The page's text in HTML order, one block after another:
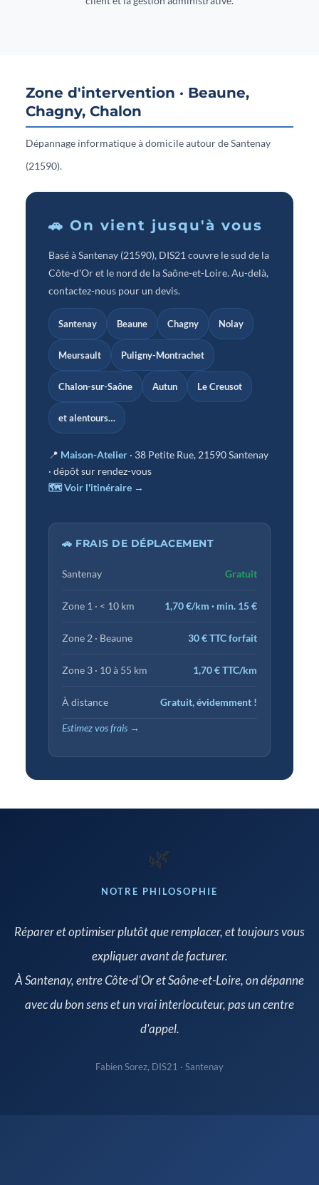
Zone d'intervention · Beaune,
Chagny, Chalon
Dépannage informatique à domicile autour de Santenay
(21590).
🚗 On vient jusqu'à vous
Basé à Santenay (21590), DIS21 couvre le sud de la
Côte-d'Or et le nord de la Saône-et-Loire. Au-delà,
contactez-nous pour un devis.
Santenay Beaune Chagny Nolay
Meursault Puligny-Montrachet
Chalon-sur-Saône Autun Le Creusot
et alentours…
📍 Maison-Atelier · 38 Petite Rue, 21590 Santenay
· dépôt sur rendez-vous
🗺 Voir l'itinéraire →
🚗 FRAIS DE DÉPLACEMENT
Santenay Gratuit
Zone 1 · < 10 km 1,70 €/km · min. 15 €
Zone 2 · Beaune 30 € TTC forfait
Zone 3 · 10 à 55 km 1,70 € TTC/km
À distance Gratuit, évidemment !
Estimez vos frais →
🌿
NOTRE PHILOSOPHIE
Réparer et optimiser plutôt que remplacer, et toujours vous
expliquer avant de facturer.
À Santenay, entre Côte-d'Or et Saône-et-Loire, on dépanne
avec du bon sens et un vrai interlocuteur, pas un centre
d'appel.
Fabien Sorez, DIS21 · Santenay